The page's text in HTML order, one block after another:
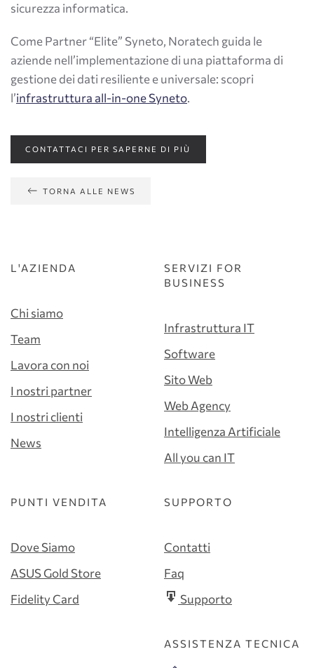
sicurezza informatica.
Come Partner “Elite” Syneto, Noratech guida le
aziende nell’implementazione di una piattaforma di
gestione dei dati resiliente e universale: scopri
l’infrastruttura all-in-one Syneto.
CONTATTACI PER SAPERNE DI PIÙ
TORNA ALLE NEWS
L'AZIENDA
Chi siamo
Team
Lavora con noi
I nostri partner
I nostri clienti
News
SERVIZI FOR
BUSINESS
Infrastruttura IT
Software
Sito Web
Web Agency
Intelligenza Artificiale
All you can IT
PUNTI VENDITA
Dove Siamo
ASUS Gold Store
Fidelity Card
SUPPORTO
Contatti
Faq
Supporto
ASSISTENZA TECNICA